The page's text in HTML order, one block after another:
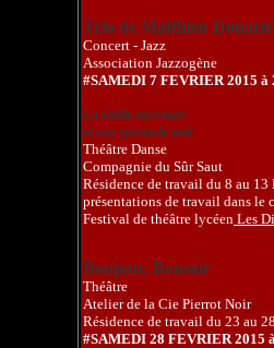
Trio de Matthieu
Concert - Jazz
Association Jazzogène
#SAMEDI 7 FEVRIER 2015 à
La vieille ouvreuse
et son spectacle noir
Théâtre Danse
Compagnie du Sûr Saut
Résidence de travail du 8 au 13
présentations de travail dans le
Festival de théâtre lycéen Les
Bonjour, Bonsoir
Théâtre
Atelier de la Cie Pierrot Noir
Résidence de travail du 23 au
#SAMEDI 28 FEVRIER 2015